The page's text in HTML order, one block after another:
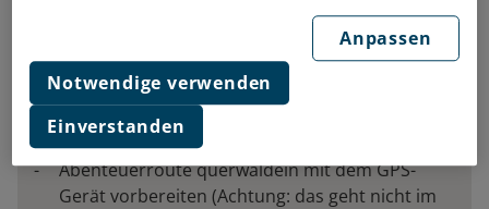
Ruinen oder alte, eingefallene Häuser
besuchen
Nach Schätzen graben
Tiere beobachten
Abenteuerroute querwaldein mit dem GPS-
Gerät vorbereiten (Achtung: das geht nicht im
Anpassen
Notwendige verwenden
Einverstanden